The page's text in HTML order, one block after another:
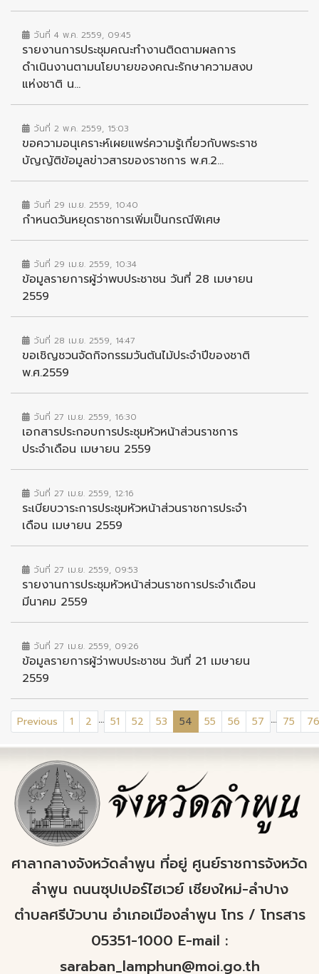
วันที่ 4 พ.ค. 2559, 09:45
รายงานการประชุมคณะทำงานติดตามผลการ
ดำเนินงานตามนโยบายของคณะรักษาความสงบ
แห่งชาติ น...
วันที่ 2 พ.ค. 2559, 15:03
ขอความอนุเคราะห์เผยแพร่ความรู้เกี่ยวกับพระราช
บัญญัติข้อมูลข่าวสารของราชการ พ.ศ.2...
วันที่ 29 เม.ย. 2559, 10:40
กำหนดวันหยุดราชการเพิ่มเป็นกรณีพิเศษ
วันที่ 29 เม.ย. 2559, 10:34
ข้อมูลรายการผู้ว่าพบประชาชน วันที่ 28 เมษายน
2559
วันที่ 28 เม.ย. 2559, 14:47
ขอเชิญชวนจัดกิจกรรมวันต้นไม้ประจำปีของชาติ
พ.ศ.2559
วันที่ 27 เม.ย. 2559, 16:30
เอกสารประกอบการประชุมหัวหน้าส่วนราชการ
ประจำเดือน เมษายน 2559
วันที่ 27 เม.ย. 2559, 12:16
ระเบียบวาระการประชุมหัวหน้าส่วนราชการประจำ
เดือน เมษายน 2559
วันที่ 27 เม.ย. 2559, 09:53
รายงานการประชุมหัวหน้าส่วนราชการประจำเดือน
มีนาคม 2559
วันที่ 27 เม.ย. 2559, 09:26
ข้อมูลรายการผู้ว่าพบประชาชน วันที่ 21 เมษายน
2559
Previous 1 2 ... 51 52 53 54 (current)
55 56 57 ... 75 76
ศาลากลางจังหวัดลำพูน ที่อยู่ ศูนย์ราชการจังหวัด
ลำพูน ถนนซุปเปอร์ไฮเวย์ เชียงใหม่-ลำปาง
ตำบลศรีบัวบาน อำเภอเมืองลำพูน โทร / โทรสาร
05351-1000 E-mail :
saraban_lamphun@moi.go.th